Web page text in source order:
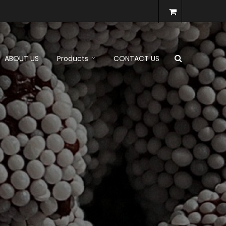
ABOUT US Products CONTACT US